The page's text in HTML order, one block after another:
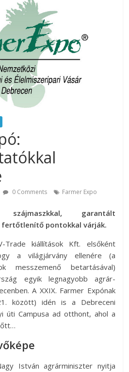
0 Comments Farmer Expo
garantált
pontokkal várják.
Trade kiállítások Kft. elsőként
a világjárvány ellenére (a
messzemenő betartásával)
egyik legnagyobb agrár-
A XXIX. Farmer Expónak
között) idén is a Debreceni
úti Campusa ad otthont, ahol a
István agrárminiszter nyitja